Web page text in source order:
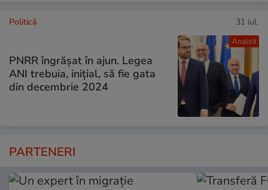
Analiză
Politică 31 iul.
PNRR îngrășat în ajun. Legea
ANI trebuia, inițial, să fie gata
din decembrie 2024
PARTENERI